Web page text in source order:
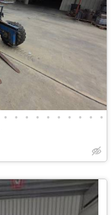
• • • • • • • • • •